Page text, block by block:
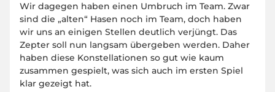
Wir dagegen haben einen Umbruch im Team. Zwar
sind die „alten“ Hasen noch im Team, doch haben
wir uns an einigen Stellen deutlich verjüngt. Das
Zepter soll nun langsam übergeben werden. Daher
haben diese Konstellationen so gut wie kaum
zusammen gespielt, was sich auch im ersten Spiel
klar gezeigt hat.